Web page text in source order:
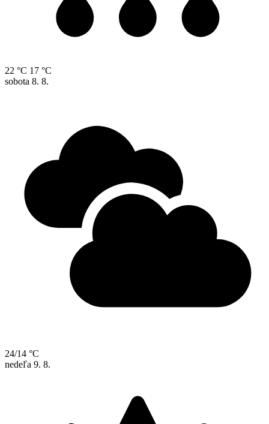
22 °C 17 °C
sobota 8. 8.
24/14 °C
nedeľa 9. 8.